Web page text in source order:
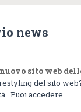
news
sito web
del sito
Puoi accedere